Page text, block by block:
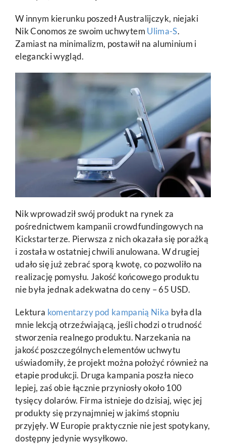
W innym kierunku poszedł Australijczyk, niejaki
Nik Conomos ze swoim uchwytem Ulima-S.
Zamiast na minimalizm, postawił na aluminium i
elegancki wygląd.
Nik wprowadził swój produkt na rynek za
pośrednictwem kampanii crowdfundingowych na
Kickstarterze. Pierwsza z nich okazała się porażką
i została w ostatniej chwili anulowana. W drugiej
udało się już zebrać sporą kwotę, co pozwoliło na
realizację pomysłu. Jakość końcowego produktu
nie była jednak adekwatna do ceny – 65 USD.
Lektura komentarzy pod kampanią Nika była dla
mnie lekcją otrzeźwiającą, jeśli chodzi o trudność
stworzenia realnego produktu. Narzekania na
jakość poszczególnych elementów uchwytu
uświadomiły, że projekt można położyć również na
etapie produkcji. Druga kampania poszła nieco
lepiej, zaś obie łącznie przyniosły około 100
tysięcy dolarów. Firma istnieje do dzisiaj, więc jej
produkty się przynajmniej w jakimś stopniu
przyjęły. W Europie praktycznie nie jest spotykany,
dostępny jedynie wysyłkowo.